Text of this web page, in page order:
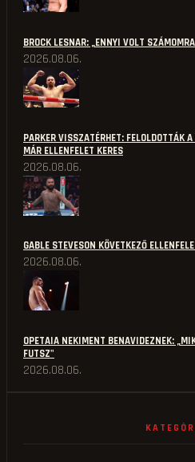
BROCK LESNAR: „ENNYI VOLT
2026.08.06.
PARKER VISSZATÉRHET: FELOLDOTTÁK
MÁR ELLENFELET KERES
2026.08.06.
GABLE STEVESON KÖVETKEZŐ
2026.08.06.
OPETAIA NEKIMENT BENAVIDEZNEK:
FUTSZ"
2026.08.06.